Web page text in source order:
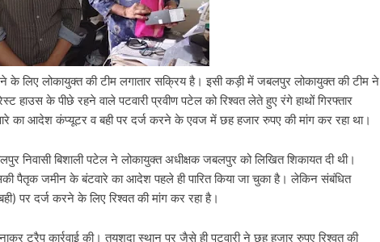
के लिए लोकायुक्त की टीम लगातार सक्रिय है। इसी कड़ी में जबलपुर लोकायुक्त की टीम ने
हाउस के पीछे रहने वाले पटवारी प्रवीण पटेल को रिश्वत लेते हुए रंगे हाथों गिरफ्तार
का आदेश कंप्यूटर व बही पर दर्ज करने के एवज में छह हजार रुपए की मांग कर रहा था।
निवासी बिशाली पटेल ने लोकायुक्त अधीक्षक जबलपुर को लिखित शिकायत दी थी।
पैतृक जमीन के बंटवारे का आदेश पहले ही पारित किया जा चुका है। लेकिन संबंधित
पर दर्ज करने के लिए रिश्वत की मांग कर रहा है।
ट्रैप कार्रवाई की। तयशुदा स्थान पर जैसे ही पटवारी ने छह हजार रुपए रिश्वत की